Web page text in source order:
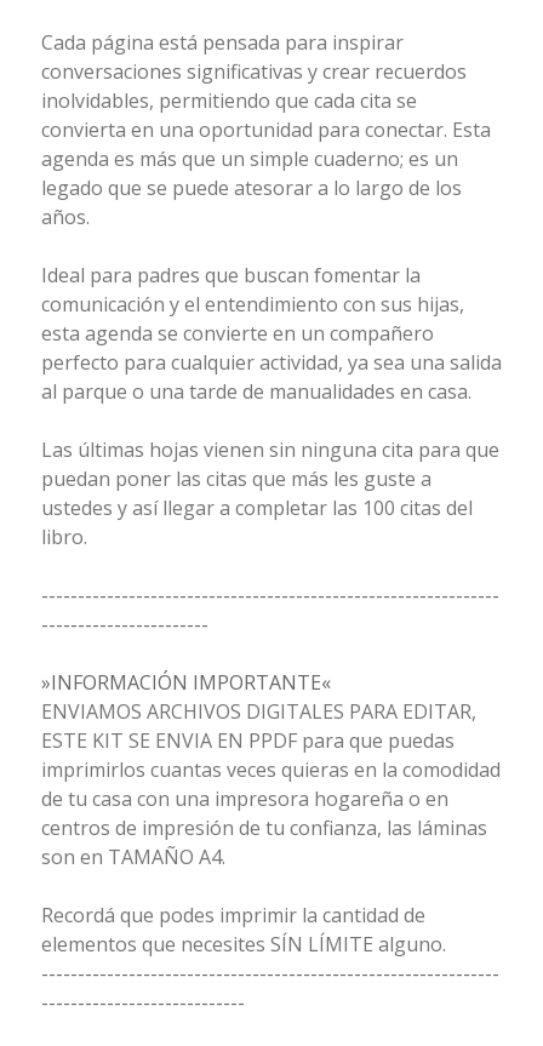
Cada página está pensada para inspirar
conversaciones significativas y crear recuerdos
inolvidables, permitiendo que cada cita se
convierta en una oportunidad para conectar. Esta
agenda es más que un simple cuaderno; es un
legado que se puede atesorar a lo largo de los
años.
Ideal para padres que buscan fomentar la
comunicación y el entendimiento con sus hijas,
esta agenda se convierte en un compañero
perfecto para cualquier actividad, ya sea una salida
al parque o una tarde de manualidades en casa.
Las últimas hojas vienen sin ninguna cita para que
puedan poner las citas que más les guste a
ustedes y así llegar a completar las 100 citas del
libro.
---------------------------------------------------------------
-----------------------
»INFORMACIÓN IMPORTANTE«
ENVIAMOS ARCHIVOS DIGITALES PARA EDITAR,
ESTE KIT SE ENVIA EN PPDF para que puedas
imprimirlos cuantas veces quieras en la comodidad
de tu casa con una impresora hogareña o en
centros de impresión de tu confianza, las láminas
son en TAMAÑO A4.
Recordá que podes imprimir la cantidad de
elementos que necesites SÍN LÍMITE alguno.
---------------------------------------------------------------
----------------------------